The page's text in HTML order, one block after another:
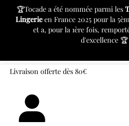
🏆Tocade a été nommée parmi les
Lingerieen France 2025 pour la
et a, pour la 1ère fois,
d'excellence 🏆
Skip
content
Livraison offerte dès 80€